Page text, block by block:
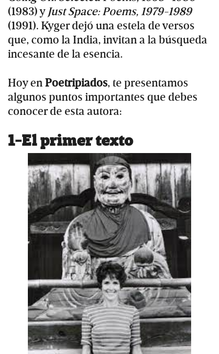
(1983) y Just Space: Poems, 1979-1989
(1991). Kyger dejó una estela de versos
que, como la India, invitan a la búsqueda
incesante de la esencia.
Hoy en Poetripiados, te presentamos
algunos puntos importantes que debes
conocer de esta autora:
1-El primer texto